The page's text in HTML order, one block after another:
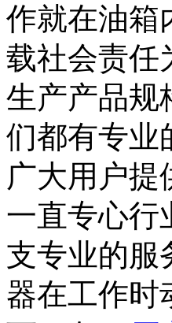
作就在油箱
载社会责任
生产产品规
们都有专业
广大用户提
一直专心行
支专业的服
器在工作时